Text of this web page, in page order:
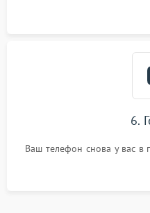
6.
Ваш телефон снова у вас в